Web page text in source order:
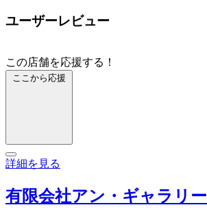
ユーザーレビュー
この店舗を応援する！
ここから応援
詳細を見る
有限会社アン・ギャラリー